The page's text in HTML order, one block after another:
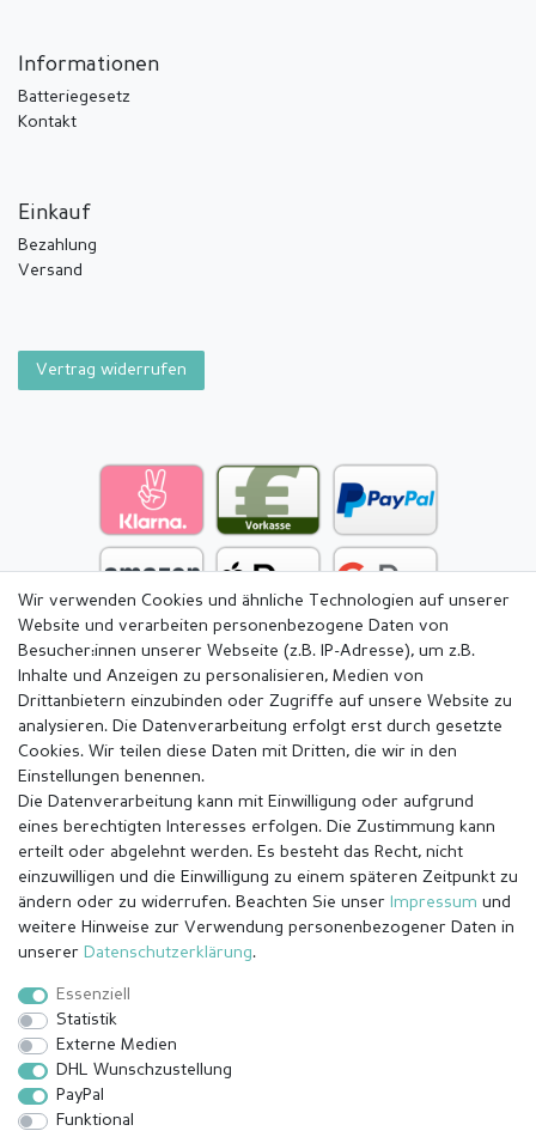
Informationen
Batteriegesetz
Kontakt
Einkauf
Bezahlung
Versand
Vertrag widerrufen
Impressum Daten­schutz­erklärung
Barrierefreiheitserklärung
Wir verwenden Cookies und ähnliche Technologien auf unserer
Website und verarbeiten personenbezogene Daten von
Besucher:innen unserer Webseite (z.B. IP-Adresse), um z.B.
Inhalte und Anzeigen zu personalisieren, Medien von
Drittanbietern einzubinden oder Zugriffe auf unsere Website zu
analysieren. Die Datenverarbeitung erfolgt erst durch gesetzte
Cookies. Wir teilen diese Daten mit Dritten, die wir in den
Einstellungen benennen.
Die Datenverarbeitung kann mit Einwilligung oder aufgrund
eines berechtigten Interesses erfolgen. Die Zustimmung kann
erteilt oder abgelehnt werden. Es besteht das Recht, nicht
einzuwilligen und die Einwilligung zu einem späteren Zeitpunkt zu
ändern oder zu widerrufen. Beachten Sie unser Impressum und
weitere Hinweise zur Verwendung personenbezogener Daten in
unserer Daten­schutz­erklärung.
Essenziell
Statistik
Externe Medien
DHL Wunschzustellung
PayPal
Funktional